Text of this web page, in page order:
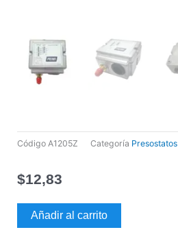
Código A1205Z Categoría Presostatos
$12,83
PRESOSTATO
PENN
Añadir al carrito